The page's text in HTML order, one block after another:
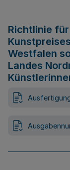
Richtlinie
Westfalen
Landes